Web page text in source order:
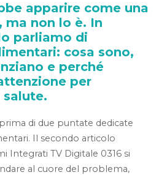
apparire come una
ma non lo è. In
parliamo di
cosa sono,
e perché
per
di due puntate dedicate
Il secondo articolo
Integrati TV Digitale 0316 si
al cuore del problema,